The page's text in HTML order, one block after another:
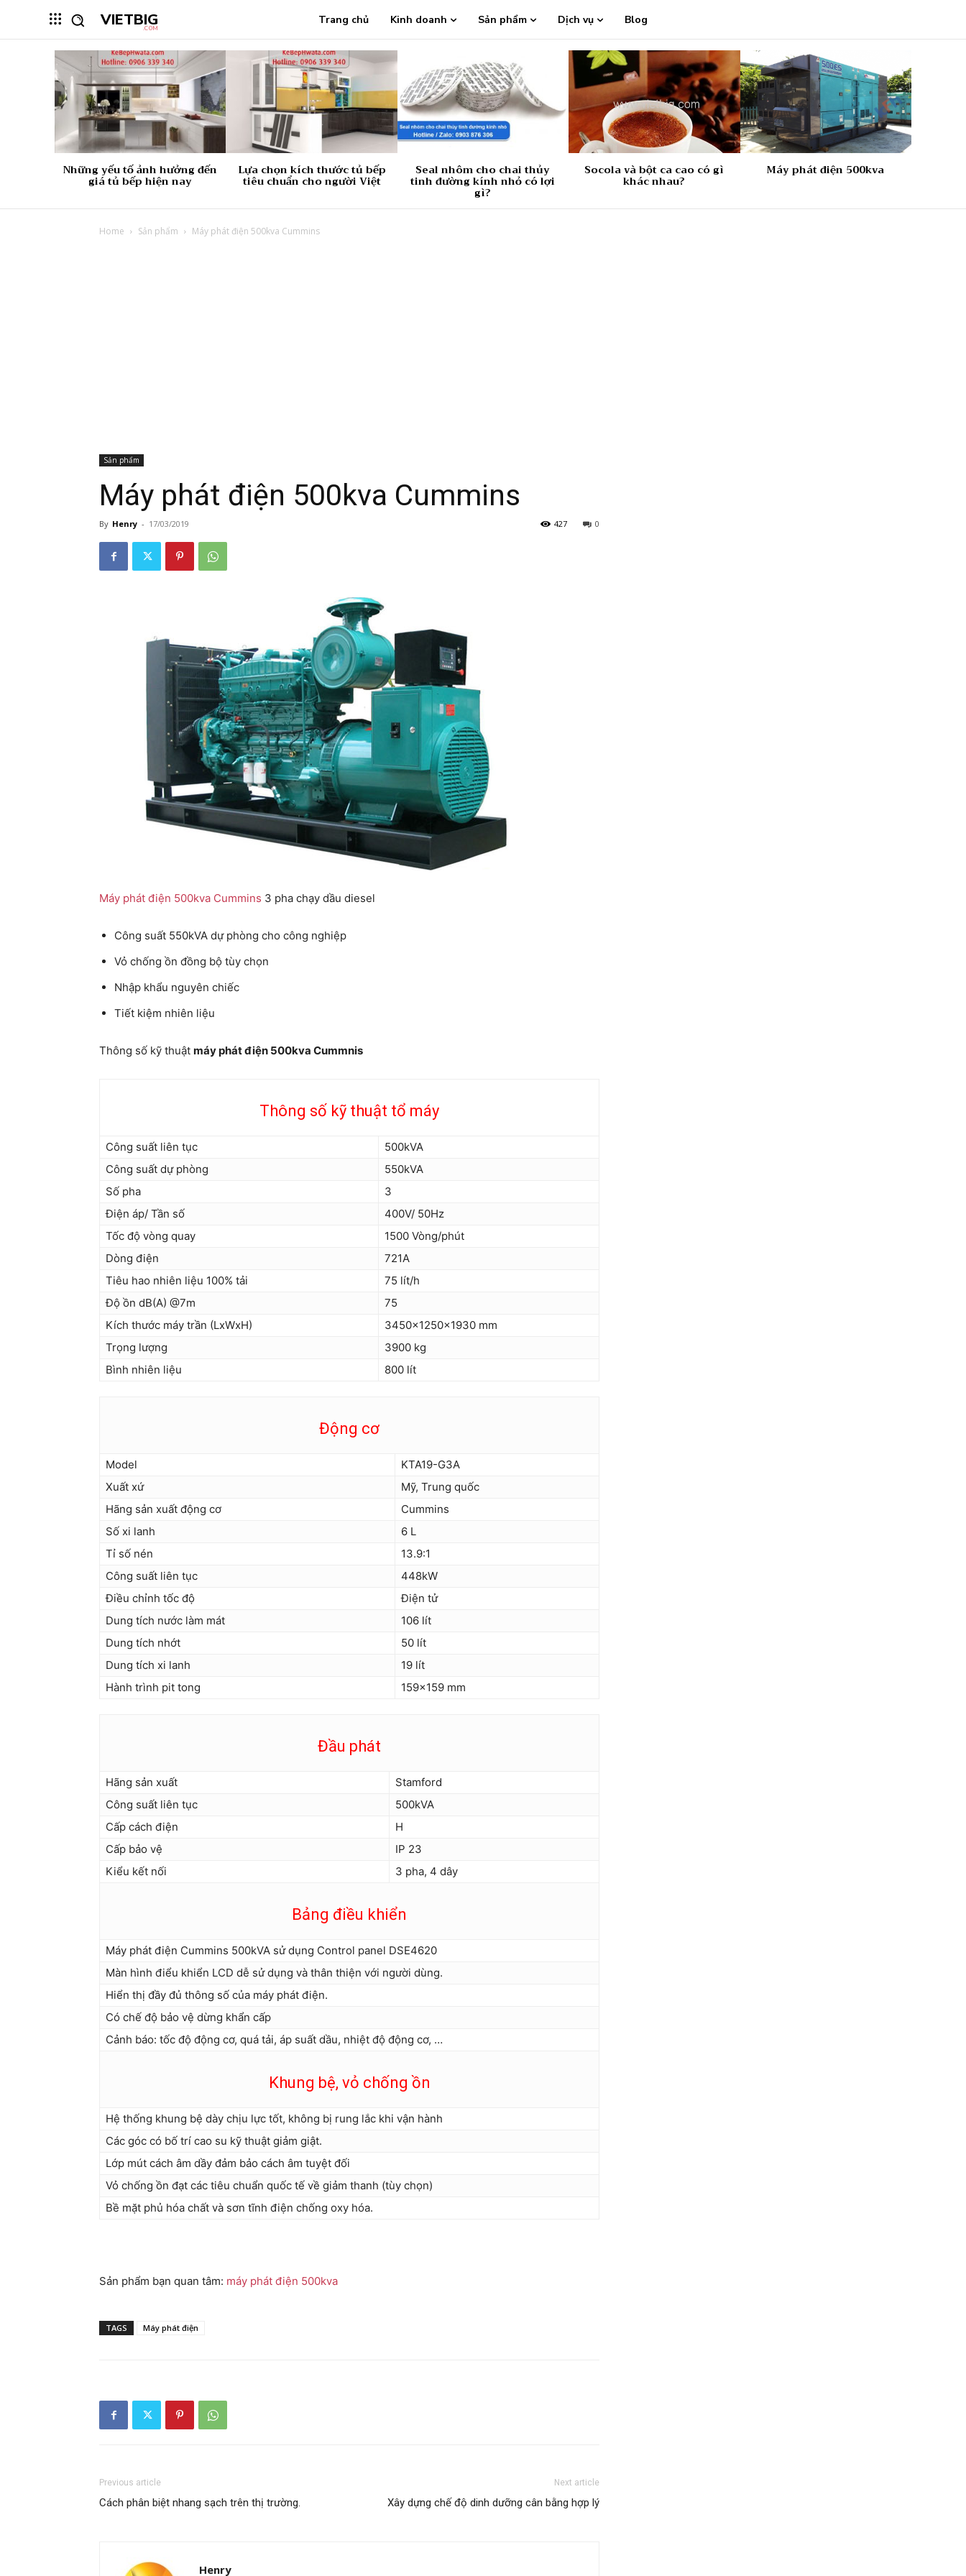
VIETBIG
.COM
Trang chủ Kinh doanh Sản phẩm Dịch vụ Blog
Những yếu tố ảnh hưởng đến
giá tủ bếp hiện nay
Lựa chọn kích thước tủ bếp
tiêu chuẩn cho người Việt
Seal nhôm cho chai thủy
tinh đường kính nhỏ có lợi
gì?
Socola và bột ca cao có gì
khác nhau?
Máy phát điện 500kva
Home Sản phẩm Máy phát điện 500kva Cummins
Sản phẩm
Máy phát điện 500kva Cummins
By Henry - 17/03/2019 0
427
Máy phát điện 500kva Cummins 3 pha chạy dầu diesel
Công suất 550kVA dự phòng cho công nghiệp
Vỏ chống ồn đồng bộ tùy chọn
Nhập khẩu nguyên chiếc
Tiết kiệm nhiên liệu
Thông số kỹ thuật máy phát điện 500kva Cummnis
Thông số kỹ thuật tổ máy
Công suất liên tục
500kVA
Công suất dự phòng
550kVA
Số pha
3
Điện áp/ Tần số
400V/ 50Hz
Tốc độ vòng quay
1500 Vòng/phút
Dòng điện
721A
Tiêu hao nhiên liệu 100% tải
75 lít/h
Độ ồn dB(A) @7m
75
Kích thước máy trần (LxWxH)
3450x1250x1930 mm
Trọng lượng
3900 kg
Bình nhiên liệu
800 lít
Động cơ
Model
KTA19-G3A
Xuất xứ
Mỹ, Trung quốc
Hãng sản xuất động cơ
Cummins
Số xi lanh
6 L
Tỉ số nén
13.9:1
Công suất liên tục
448kW
Điều chỉnh tốc độ
Điện tử
Dung tích nước làm mát
106 lít
Dung tích nhớt
50 lít
Dung tích xi lanh
19 lít
Hành trình pit tong
159×159 mm
Đầu phát
Hãng sản xuất
Stamford
Công suất liên tục
500kVA
Cấp cách điện
H
Cấp bảo vệ
IP 23
Kiểu kết nối
3 pha, 4 dây
Bảng điều khiển
Máy phát điện Cummins 500kVA sử dụng Control panel DSE4620
Màn hình điểu khiển LCD dễ sử dụng và thân thiện với người dùng.
Hiển thị đầy đủ thông số của máy phát điện.
Có chế độ bảo vệ dừng khẩn cấp
Cảnh báo: tốc độ động cơ, quá tải, áp suất dầu, nhiệt độ động cơ, …
Khung bệ, vỏ chống ồn
Hệ thống khung bệ dày chịu lực tốt, không bị rung lắc khi vận hành
Các góc có bố trí cao su kỹ thuật giảm giật.
Lớp mút cách âm dầy đảm bảo cách âm tuyệt đối
Vỏ chống ồn đạt các tiêu chuẩn quốc tế về giảm thanh (tùy chọn)
Bề mặt phủ hóa chất và sơn tĩnh điện chống oxy hóa.
Sản phẩm bạn quan tâm: máy phát điện 500kva
TAGS Máy phát điện
Previous article
Cách phân biệt nhang sạch trên thị trường.
Next article
Xây dựng chế độ dinh dưỡng cân bằng hợp lý
Henry